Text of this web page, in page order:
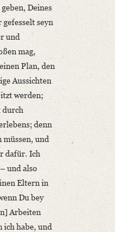
Deines
seyn
und
mag,
Plan, den
Aussichten
werden;
durch
denn
müssen, und
dafür. Ich
und also
Eltern in
Du bey
Arbeiten
ich habe, und